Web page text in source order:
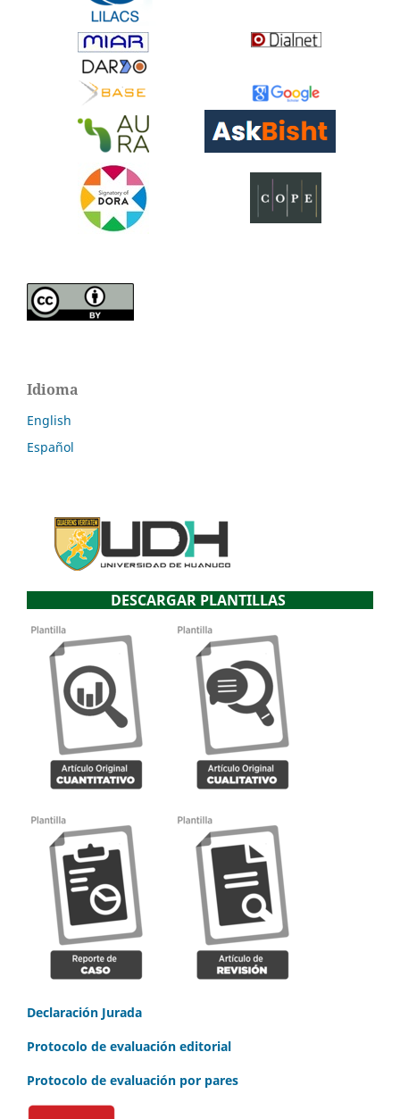
Idioma
English
Español
DESCARGAR PLANTILLAS
Declaración Jurada
Protocolo de evaluación editorial
Protocolo de evaluación por pares